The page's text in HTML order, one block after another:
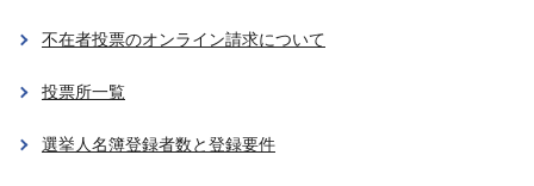
不在者投票のオンライン請求について
投票所一覧
選挙人名簿登録者数と登録要件